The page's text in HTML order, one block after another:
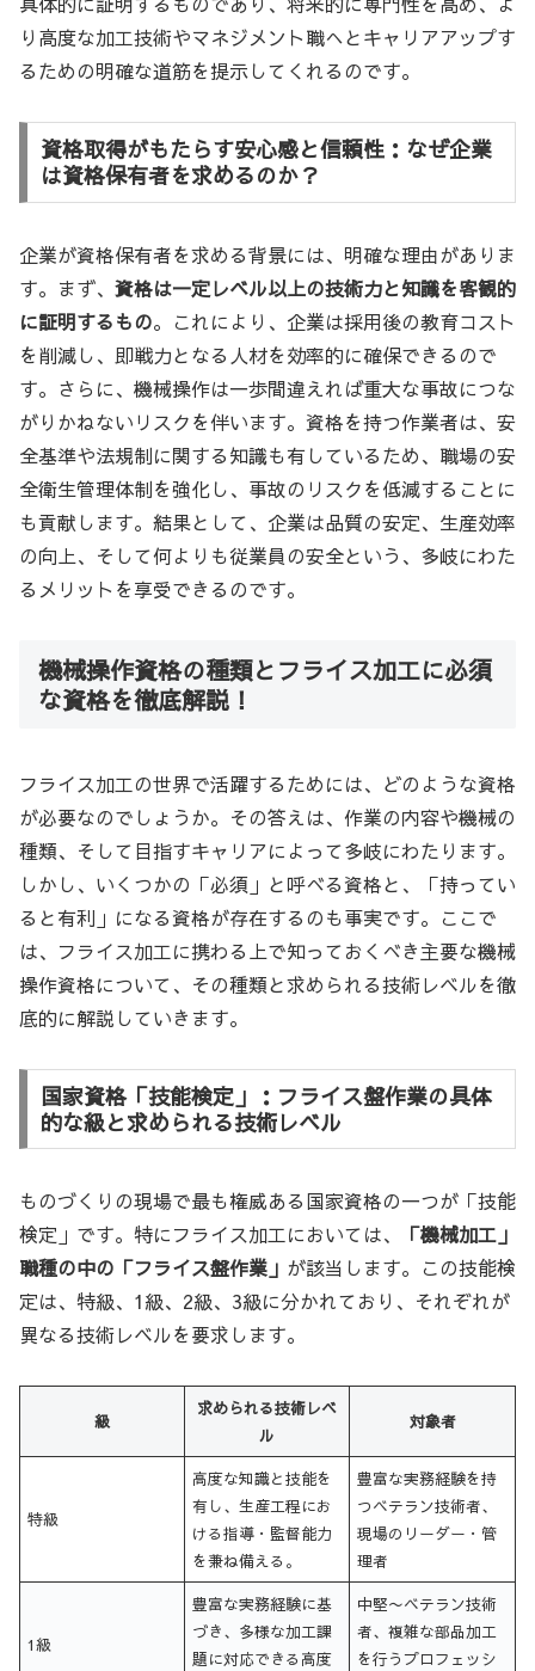
り高度な加工技術やマネジメント職へとキャリアアップす
るための明確な道筋を提示してくれるのです。
資格取得がもたらす安心感と信頼性：なぜ企業
は資格保有者を求めるのか？
企業が資格保有者を求める背景には、明確な理由がありま
す。まず、 資格は一定レベル以上の技術力と知識を客観的
に証明するもの。これにより、企業は採用後の教育コスト
を削減し、即戦力となる人材を効率的に確保できるので
す。さらに、機械操作は一歩間違えれば重大な事故につな
がりかねないリスクを伴います。資格を持つ作業者は、安
全基準や法規制に関する知識も有しているため、職場の安
全衛生管理体制を強化し、事故のリスクを低減することに
も貢献します。結果として、企業は品質の安定、生産効率
の向上、そして何よりも従業員の安全という、多岐にわた
るメリットを享受できるのです。
機械操作資格の種類とフライス加工に必須
な資格を徹底解説！
フライス加工の世界で活躍するためには、どのような資格
が必要なのでしょうか。その答えは、作業の内容や機械の
種類、そして目指すキャリアによって多岐にわたります。
しかし、いくつかの「必須」と呼べる資格と、「持ってい
ると有利」になる資格が存在するのも事実です。ここで
は、フライス加工に携わる上で知っておくべき主要な機械
操作資格について、その種類と求められる技術レベルを徹
底的に解説していきます。
国家資格「技能検定」：フライス盤作業の具体
的な級と求められる技術レベル
ものづくりの現場で最も権威ある国家資格の一つが「技能
検定」です。特にフライス加工においては、
「機械加工」
職種の中の「フライス盤作業」 が該当します。この技能検
定は、特級、1級、2級、3級に分かれており、それぞれが
異なる技術レベルを要求します。
級
求められる技術レベ
ル
対象者
特級
高度な知識と技能を
有し、生産工程にお
ける指導・監督能力
を兼ね備える。
豊富な実務経験を持
つベテラン技術者、
現場のリーダー・管
理者
1級
豊富な実務経験に基
づき、多様な加工課
題に対応できる高度
中堅〜ベテラン技術
者、複雑な部品加工
を行うプロフェッシ